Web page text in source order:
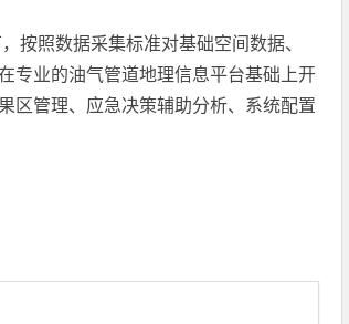
按照数据采集标准对基础空间数据、
专业的油气管道地理信息平台基础上开
区管理、应急决策辅助分析、系统配置